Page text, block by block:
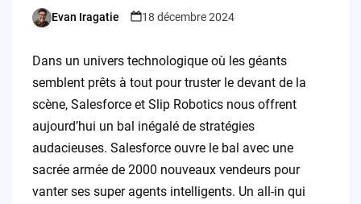
Posted
Evan Iragatie 18 décembre 2024
Dans un univers technologique où les géants
semblent prêts à tout pour truster le devant de la
scène, Salesforce et Slip Robotics nous offrent
aujourd’hui un bal inégalé de stratégies
audacieuses. Salesforce ouvre le bal avec une
sacrée armée de 2000 nouveaux vendeurs pour
vanter ses super agents intelligents. Un all-in qui